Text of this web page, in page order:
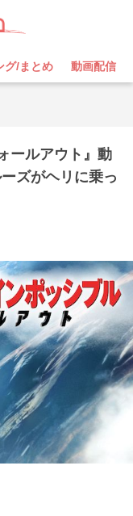
グ/まとめ 動画配信
ールアウト』動
ズがヘリに乗っ